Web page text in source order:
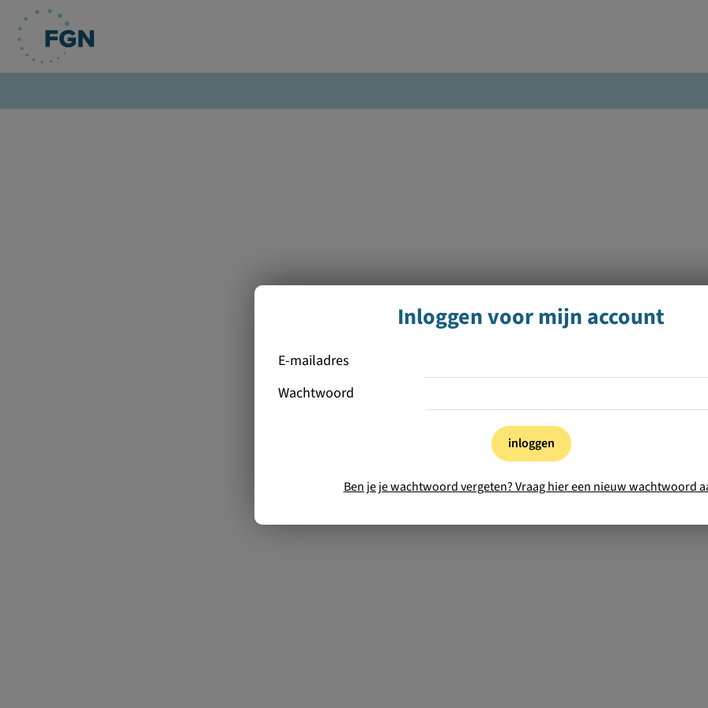
Inloggen voor mijn account
E-mailadres
Wachtwoord
inloggen
Ben je je wachtwoord vergeten? Vraag hier een nieuw wachtwoord